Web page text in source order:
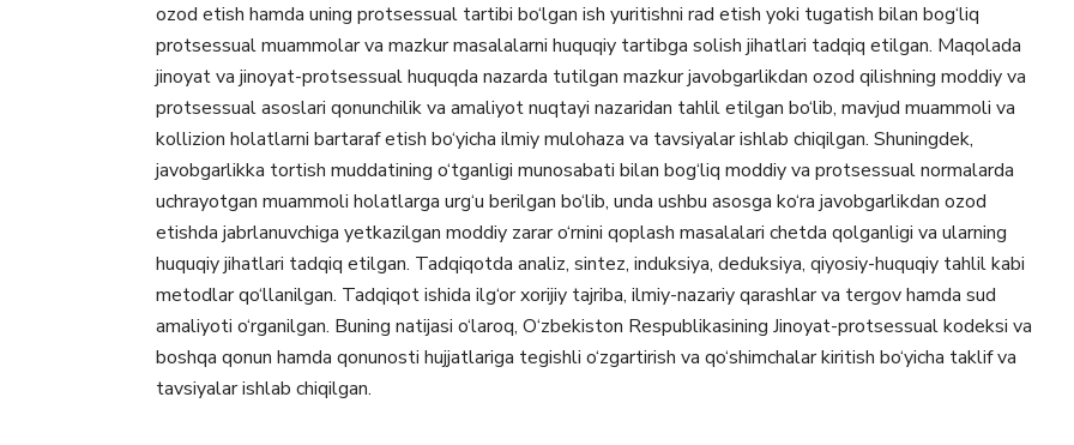
ozod etish hamda uning protsessual tartibi bo‘lgan ish yuritishni rad etish yoki tugatish bilan bog‘liq
protsessual muammolar va mazkur masalalarni huquqiy tartibga solish jihatlari tadqiq etilgan. Maqolada
jinoyat va jinoyat-protsessual huquqda nazarda tutilgan mazkur javobgarlikdan ozod qilishning moddiy va
protsessual asoslari qonunchilik va amaliyot nuqtayi nazaridan tahlil etilgan bo‘lib, mavjud muammoli va
kollizion holatlarni bartaraf etish bo‘yicha ilmiy mulohaza va tavsiyalar ishlab chiqilgan. Shuningdek,
javobgarlikka tortish muddatining o‘tganligi munosabati bilan bog‘liq moddiy va protsessual normalarda
uchrayotgan muammoli holatlarga urg‘u berilgan bo‘lib, unda ushbu asosga ko‘ra javobgarlikdan ozod
etishda jabrlanuvchiga yetkazilgan moddiy zarar o‘rnini qoplash masalalari chetda qolganligi va ularning
huquqiy jihatlari tadqiq etilgan. Tadqiqotda analiz, sintez, induksiya, deduksiya, qiyosiy-huquqiy tahlil kabi
metodlar qo‘llanilgan. Tadqiqot ishida ilg‘or xorijiy tajriba, ilmiy-nazariy qarashlar va tergov hamda sud
amaliyoti o‘rganilgan. Buning natijasi o‘laroq, O‘zbekiston Respublikasining Jinoyat-protsessual kodeksi va
boshqa qonun hamda qonunosti hujjatlariga tegishli o‘zgartirish va qo‘shimchalar kiritish bo‘yicha taklif va
tavsiyalar ishlab chiqilgan.